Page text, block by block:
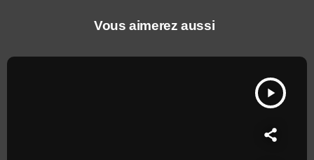
Vous aimerez aussi
play_arrow